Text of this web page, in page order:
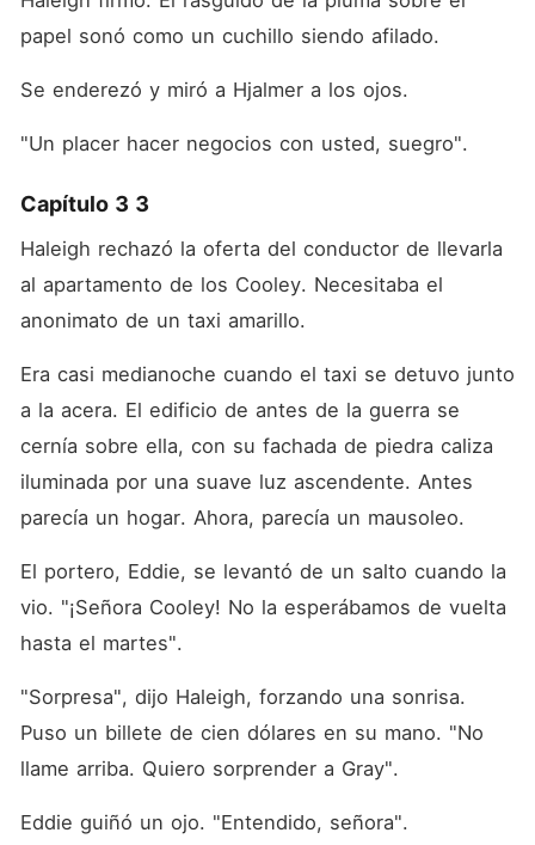
papel sonó como un cuchillo siendo afilado.
Se enderezó y miró a Hjalmer a los ojos.
"Un placer hacer negocios con usted, suegro".
Capítulo 3 3
Haleigh rechazó la oferta del conductor de llevarla
al apartamento de los Cooley. Necesitaba el
anonimato de un taxi amarillo.
Era casi medianoche cuando el taxi se detuvo junto
a la acera. El edificio de antes de la guerra se
cernía sobre ella, con su fachada de piedra caliza
iluminada por una suave luz ascendente. Antes
parecía un hogar. Ahora, parecía un mausoleo.
El portero, Eddie, se levantó de un salto cuando la
vio. "¡Señora Cooley! No la esperábamos de vuelta
hasta el martes".
"Sorpresa", dijo Haleigh, forzando una sonrisa.
Puso un billete de cien dólares en su mano. "No
llame arriba. Quiero sorprender a Gray".
Eddie guiñó un ojo. "Entendido, señora".